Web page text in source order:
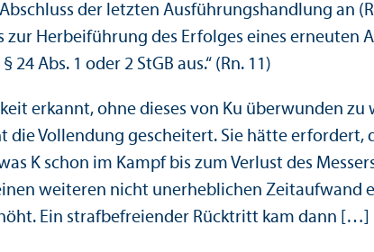
der letzten Ausführungs­handlung an
Herbeiführung des Erfolges eines
Abs. 1 oder 2 StGB aus.“ (Rn. 11)
erkannt, ohne dieses von Ku überwunden
Vollendung gescheitert. Sie hätte erfordert,
K schon im Kampf bis zum Verlust des
weiteren nicht unerheblichen
Ein strafbefreiender Rücktritt kam dann […]